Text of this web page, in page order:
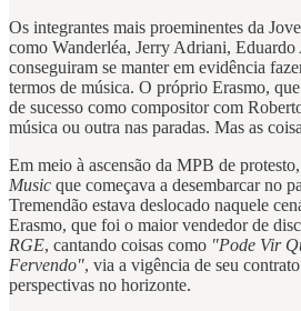
Os integrantes mais proeminentes da
como Wanderléa, Jerry Adriani,
conseguiram se manter em evidência
termos de música. O próprio Erasmo,
de sucesso como compositor com
música ou outra nas paradas. Mas as
Em meio à ascensão da MPB de
Music que começava a desembarcar no
Tremendão estava deslocado naquele
Erasmo, que foi o maior vendedor de
RGE, cantando coisas como "Pode Vir
Fervendo", via a vigência de seu
perspectivas no horizonte.